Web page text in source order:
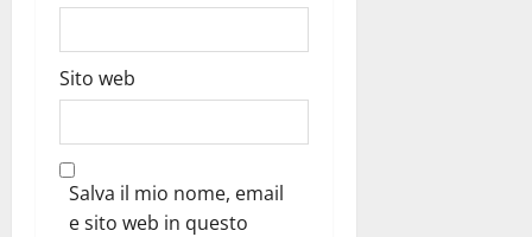
Sito web
Salva il mio nome, email
e sito web in questo